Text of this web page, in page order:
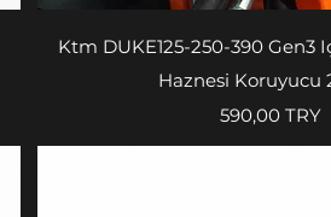
Vista rapida
Ktm DUKE125-250-390 Gen3
Haznesi Koruyucu
Prezzo
590,00 TRY